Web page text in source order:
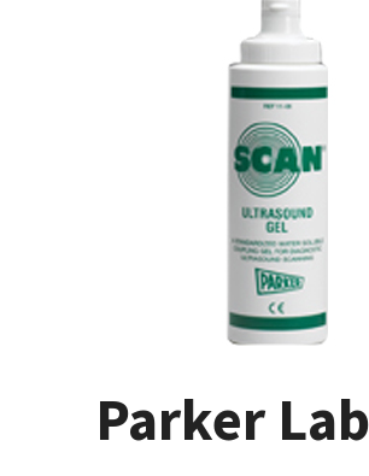
Parker